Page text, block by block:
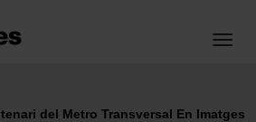
del Metro Transversal En Imatges